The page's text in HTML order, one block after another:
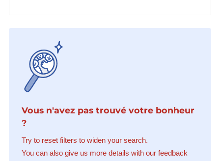
Vous n'avez pas trouvé votre bonheur
?
Try to reset filters to widen your search.
You can also give us more details with our feedback